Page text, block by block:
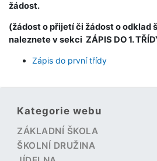
žádost.
(žádost o přijetí či žádost o odklad
naleznete v sekci ZÁPIS DO 1.
Zápis do první třídy
Kategorie webu
ZÁKLADNÍ ŠKOLA
ŠKOLNÍ DRUŽINA